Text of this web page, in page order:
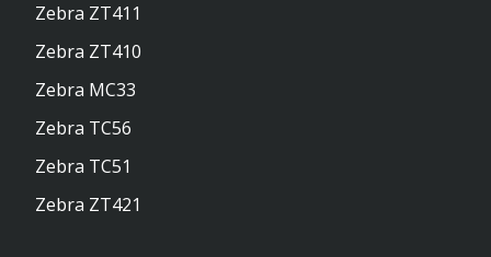
Zebra ZT411
Zebra ZT410
Zebra MC33
Zebra TC56
Zebra TC51
Zebra ZT421